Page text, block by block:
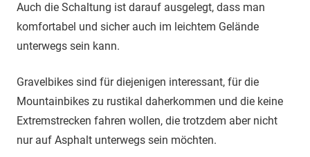
Auch die Schaltung ist darauf ausgelegt, dass man
komfortabel und sicher auch im leichtem Gelände
unterwegs sein kann.
Gravelbikes sind für diejenigen interessant, für die
Mountainbikes zu rustikal daherkommen und die keine
Extremstrecken fahren wollen, die trotzdem aber nicht
nur auf Asphalt unterwegs sein möchten.